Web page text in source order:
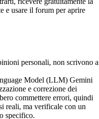
e usare il forum per aprire
personali, non scrivono a
Model (LLM) Gemini
e correzione dei
commettere errori, quindi
reali, ma verificale con un
specifico.